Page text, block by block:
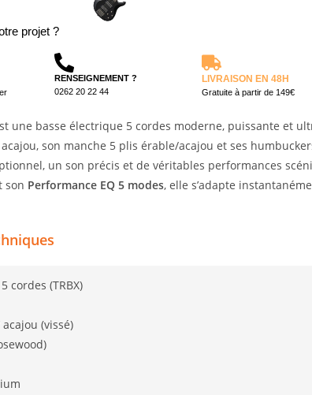
projet ?
RENSEIGNEMENT ?
0262 20 22 44
LIVRAISON EN 48H
Gratuite à partir de 149€
une basse électrique 5 cordes moderne, puissante et
son manche 5 plis érable/acajou et ses
un son précis et de véritables performances
son Performance EQ 5 modes, elle s’adapte
cordes (TRBX)
(vissé)